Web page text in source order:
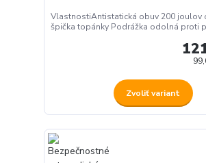
VlastnostiAntistatická obuv 200 joulov
špička topánky Podrážka odolná proti
Zvoliť variant